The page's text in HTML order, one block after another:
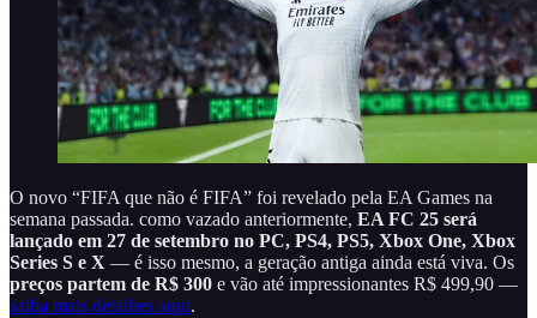
O novo “FIFA que não é FIFA” foi revelado pela EA Games na
semana passada. como vazado anteriormente, EA FC 25 será
lançado em 27 de setembro no PC, PS4, PS5, Xbox One, Xbox
Series S e X — é isso mesmo, a geração antiga ainda está viva. Os
preços partem de R$ 300 e vão até impressionantes R$ 499,90 —
saiba mais detalhes aqui.